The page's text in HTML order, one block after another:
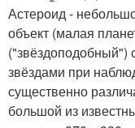
Астероид -
объект (малая
("звёздоподобный")
звёздами при
существенно
большой из